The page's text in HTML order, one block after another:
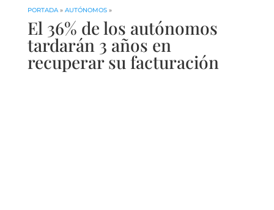
PORTADA» AUTÓNOMOS»
El 36% de los autónomos
tardarán 3 años en
recuperar su facturación